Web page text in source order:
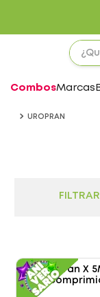
CombosMarcas
UROPRAN
FILTRAR